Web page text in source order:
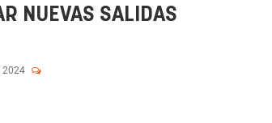
NUEVAS SALIDAS
2024